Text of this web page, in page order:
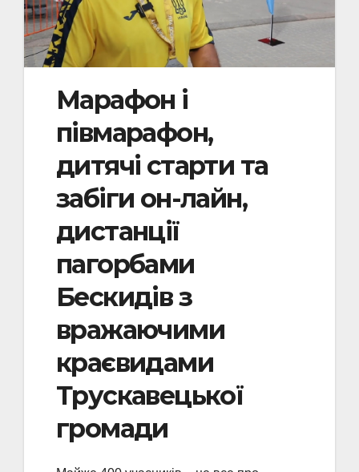
Марафон і
півмарафон,
дитячі старти та
забіги он-лайн,
дистанції
пагорбами
Бескидів з
вражаючими
краєвидами
Трускавецької
громади